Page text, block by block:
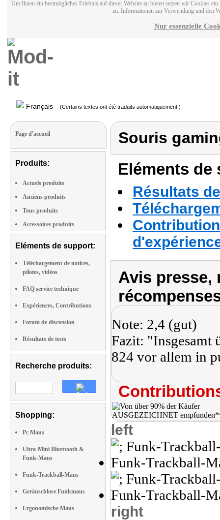
Um Ihnen ein bestmögliches Erlebnis auf dieser Website zu bieten setzen wir Cookies
zu. Informationen zur Verwendung und den
Nur essenzielle
Français (Certains textes ont été traduits automatiquement.)
Page d'accueil
Produits:
Actuels produits
Anciens produits
Tous produits
Accessoires produits
Eléments de support:
Téléchargement de notices,
pilotes, vidéos
FAQ service technique
Expériences, Contributions
Forum de discussion
Résultats de tests
Recherche produits:
Shopping:
Pc Maus
Ultra-Mini Bluettooth &
Funk-Maus
Funk-Trackball-Maus
Geräuschlose Funkmaus
Ergonomische Maus
Souris
Eléments
Résultats
Avis presse,
Note: 2,4 (gut)
Fazit: "Insgesamt
824 vor allem in
left
right